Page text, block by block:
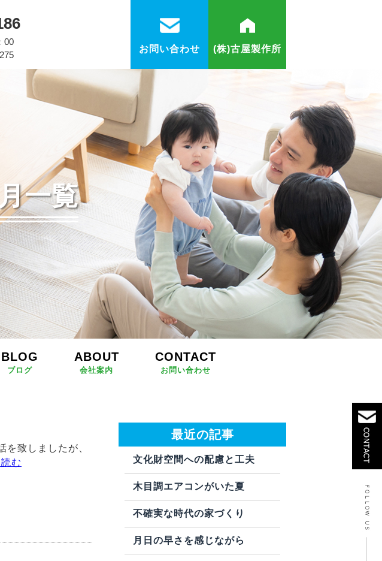
00
(株)古屋製作所
お問い合わせ
一覧
BLOG
ブログ
ABOUT
会社案内
CONTACT
お問い合わせ
致しましたが、
む
最近の記事
文化財空間への配慮と工夫
木目調エアコンがいた夏
不確実な時代の家づくり
月日の早さを感じながら